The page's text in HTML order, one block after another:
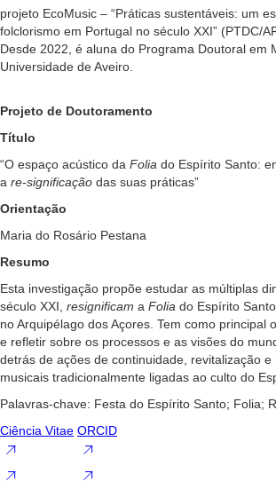
projeto EcoMusic – “Práticas sustentáveis: um
folclorismo em Portugal no século XXI” (PTDC/
Desde 2022, é aluna do Programa Doutoral em
Universidade de Aveiro.
Projeto de Doutoramento
Título
“O espaço acústico da Folia do Espírito Santo:
a re-significação das suas práticas”
Orientação
Maria do Rosário Pestana
Resumo
Esta investigação propõe estudar as múltiplas
século XXI, resignificam a Folia do Espírito
no Arquipélago dos Açores. Tem como principal
e refletir sobre os processos e as visões do
detrás de ações de continuidade, revitalização
musicais tradicionalmente ligadas ao culto do
Palavras-chave: Festa do Espírito Santo; Folia;
Ciência Vitae ORCID